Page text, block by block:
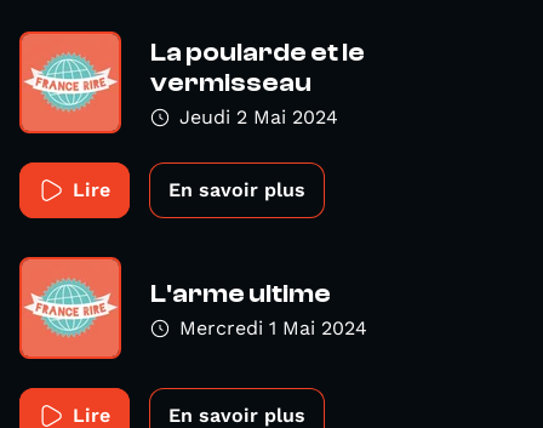
La poularde et le
vermisseau
Jeudi 2 Mai 2024
Lire En savoir plus
L'arme ultime
Mercredi 1 Mai 2024
Lire En savoir plus